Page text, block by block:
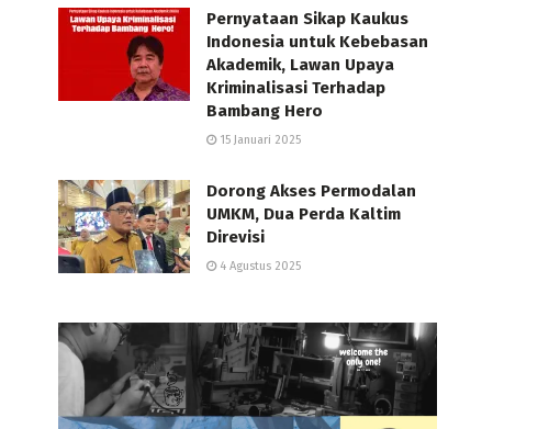
Pernyataan Sikap Kaukus
Indonesia untuk Kebebasan
Akademik, Lawan Upaya
Kriminalisasi Terhadap
Bambang Hero
15 Januari 2025
Dorong Akses Permodalan
UMKM, Dua Perda Kaltim
Direvisi
4 Agustus 2025